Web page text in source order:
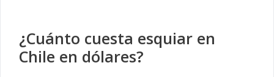
¿Cuánto cuesta esquiar en
Chile en dólares?